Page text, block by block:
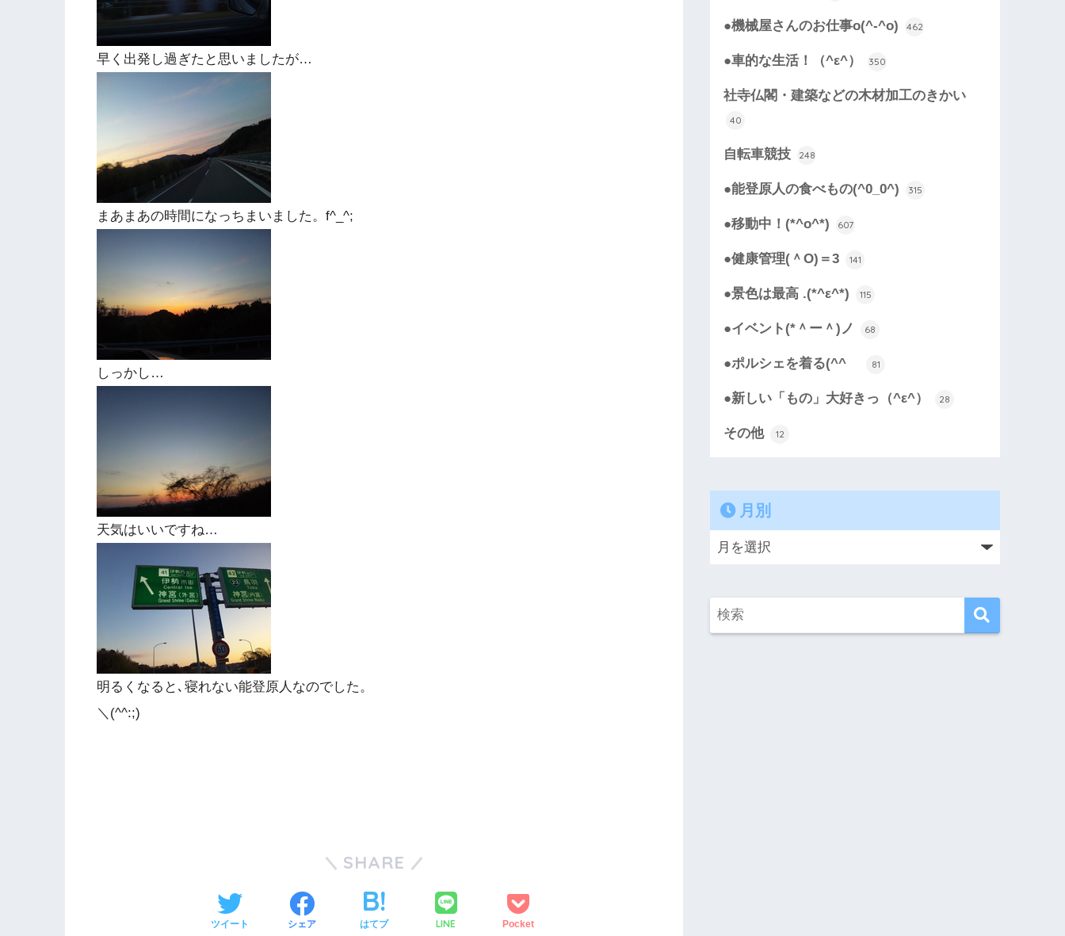
早く出発し過ぎたと思いましたが…
まあまあの時間になっちまいました。f^_^;
しっかし…
天気はいいですね…
明るくなると､寝れない能登原人なのでした。
＼(^^:;)
SHARE
ツイート シェア はてブ LINE Pocket
●機械屋さんのお仕事o(^-^o) 462
●車的な生活！（^ε^） 350
社寺仏閣・建築などの木材加工のきかい
40
自転車競技 248
●能登原人の食べもの(^0_0^) 315
●移動中！(*^o^*) 607
●健康管理(＾O)＝3 141
●景色は最高 .(*^ε^*) 115
●イベント(*＾ー＾)ノ 68
●ポルシェを着る(^^ゞ 81
●新しい「もの」大好きっ（^ε^） 28
その他 12
月別